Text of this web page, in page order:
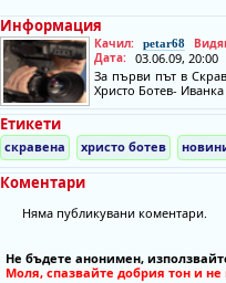
Информация
Качил: petar68
Дата: 03.06.09, 20:00
За първи път в
Христо Ботев- Иванка
Етикети
скравена христо ботев
Коментари
Няма публикувани коментари.
Не бъдете анонимен,
Моля, спазвайте добрия тон и